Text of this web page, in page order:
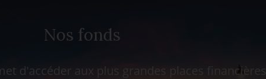
Nos fonds
d'accéder aux plus grandes places financières